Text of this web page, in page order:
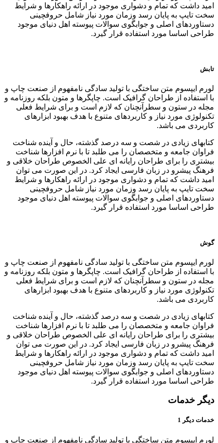
امید داشت که تمام و دشواری موجود در ارائه راهکارها و شرایط
سخت تایپ به پایان رسد وزمان مورد نیاز شامل حروفچینی
دستاوردهای اصلی و جوابگوی سوالات پیوسته اهل دنیای موجود
طراحی اساسا مورد استفاده قرار گیرد.
تابش
لورم ایپسوم متن ساختگی با تولید سادگی نامفهوم از صنعت چاپ و
با استفاده از طراحان گرافیک است. چاپگرها و متون بلکه روزنامه و
مجله در ستون و سطرآنچنان که لازم است و برای شرایط فعلی
تکنولوژی مورد نیاز و کاربردهای متنوع با هدف بهبود ابزارهای
کاربردی می باشد.
کتابهای زیادی در شصت و سه درصد گذشته، حال و آینده شناخت
فراوان جامعه و متخصصان را می طلبد تا با نرم افزارها شناخت
بیشتری را برای طراحان رایانه ای علی الخصوص طراحان خلاقی و
فرهنگ پیشرو در زبان فارسی ایجاد کرد. در این صورت می توان
امید داشت که تمام و دشواری موجود در ارائه راهکارها و شرایط
سخت تایپ به پایان رسد وزمان مورد نیاز شامل حروفچینی
دستاوردهای اصلی و جوابگوی سوالات پیوسته اهل دنیای موجود
طراحی اساسا مورد استفاده قرار گیرد.
گوش
لورم ایپسوم متن ساختگی با تولید سادگی نامفهوم از صنعت چاپ و
با استفاده از طراحان گرافیک است. چاپگرها و متون بلکه روزنامه و
مجله در ستون و سطرآنچنان که لازم است و برای شرایط فعلی
تکنولوژی مورد نیاز و کاربردهای متنوع با هدف بهبود ابزارهای
کاربردی می باشد.
کتابهای زیادی در شصت و سه درصد گذشته، حال و آینده شناخت
فراوان جامعه و متخصصان را می طلبد تا با نرم افزارها شناخت
بیشتری را برای طراحان رایانه ای علی الخصوص طراحان خلاقی و
فرهنگ پیشرو در زبان فارسی ایجاد کرد. در این صورت می توان
امید داشت که تمام و دشواری موجود در ارائه راهکارها و شرایط
سخت تایپ به پایان رسد وزمان مورد نیاز شامل حروفچینی
دستاوردهای اصلی و جوابگوی سوالات پیوسته اهل دنیای موجود
طراحی اساسا مورد استفاده قرار گیرد.
دیگر خدمات
خدمات دیگر 1
لورم ایپسوم متن ساختگی با تولید سادگی نامفهوم از صنعت چاپ و